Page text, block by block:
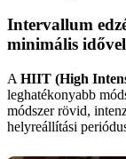
Intervallum
minimális idővel
A HIIT (High
leghatékonyabb
módszer rövid,
helyreállítási